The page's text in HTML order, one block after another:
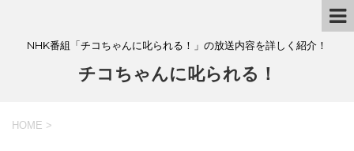
NHK番組「チコちゃんに叱られる！」の放送内容を詳しく紹介！
チコちゃんに叱られる！
HOME >